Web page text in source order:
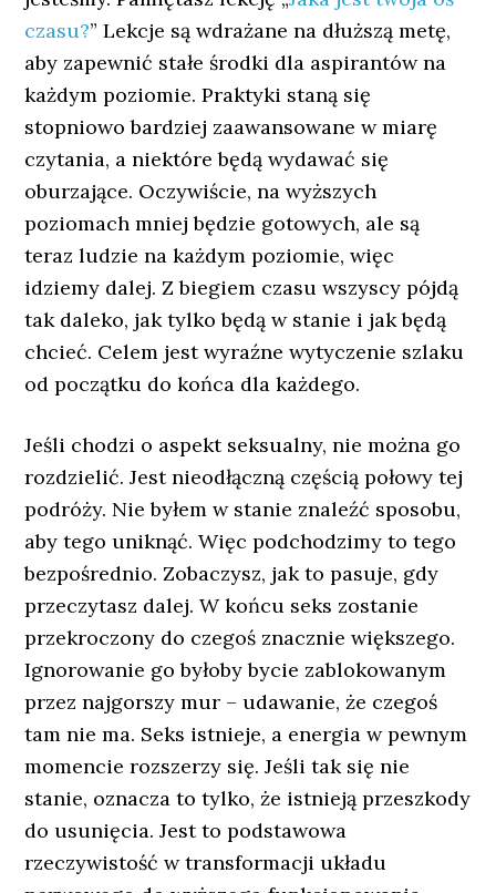
czasu?” Lekcje są wdrażane na dłuższą metę,
aby zapewnić stałe środki dla aspirantów na
każdym poziomie. Praktyki staną się
stopniowo bardziej zaawansowane w miarę
czytania, a niektóre będą wydawać się
oburzające. Oczywiście, na wyższych
poziomach mniej będzie gotowych, ale są
teraz ludzie na każdym poziomie, więc
idziemy dalej. Z biegiem czasu wszyscy pójdą
tak daleko, jak tylko będą w stanie i jak będą
chcieć. Celem jest wyraźne wytyczenie szlaku
od początku do końca dla każdego.
Jeśli chodzi o aspekt seksualny, nie można go
rozdzielić. Jest nieodłączną częścią połowy tej
podróży. Nie byłem w stanie znaleźć sposobu,
aby tego uniknąć. Więc podchodzimy to tego
bezpośrednio. Zobaczysz, jak to pasuje, gdy
przeczytasz dalej. W końcu seks zostanie
przekroczony do czegoś znacznie większego.
Ignorowanie go byłoby bycie zablokowanym
przez najgorszy mur – udawanie, że czegoś
tam nie ma. Seks istnieje, a energia w pewnym
momencie rozszerzy się. Jeśli tak się nie
stanie, oznacza to tylko, że istnieją przeszkody
do usunięcia. Jest to podstawowa
rzeczywistość w transformacji układu